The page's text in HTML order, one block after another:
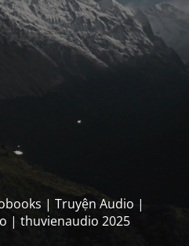
| Truyện Audio |
| thuvienaudio 2025